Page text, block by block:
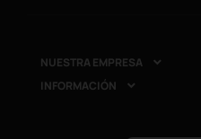
NUESTRA EMPRESA 
INFORMACIÓN 